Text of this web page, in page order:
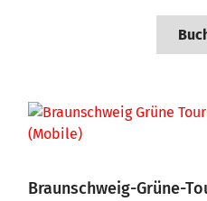
Braunschweig-Grüne-